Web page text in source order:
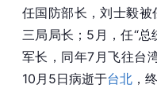
任国防部长，刘士毅
三局局长；5月，任“总
军长，同年7月飞往台
10月5日病逝于台北 ，